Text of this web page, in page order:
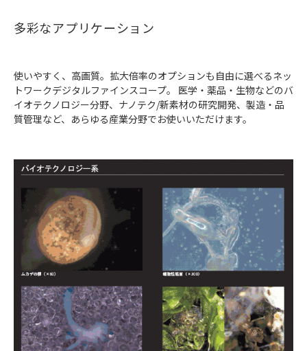
多彩なアプリケーション
使いやすく、高画質。拡大倍率のオプションも自由に選べるネッ
トワークデジタルファインスコープ。 医学・薬品・生物などのバ
イオテクノロジー分野、ナノテク/新素材の研究開発、製造・品
質管理など、あらゆる産業分野でお使いいただけます。